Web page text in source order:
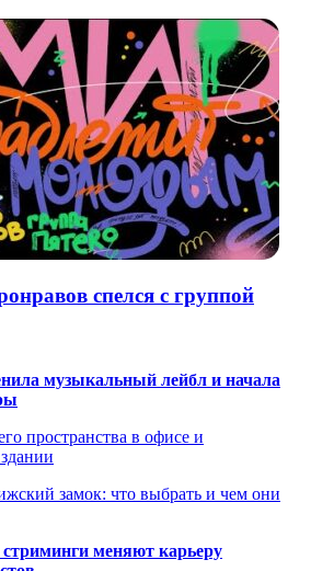
спелся с группой
музыкальный лейбл и начала
пространства в офисе и
замок: что выбрать и чем они
меняют карьеру